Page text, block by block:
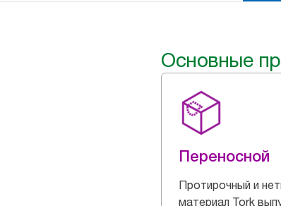
Основные
Переносной
Протирочный и
материал Tork